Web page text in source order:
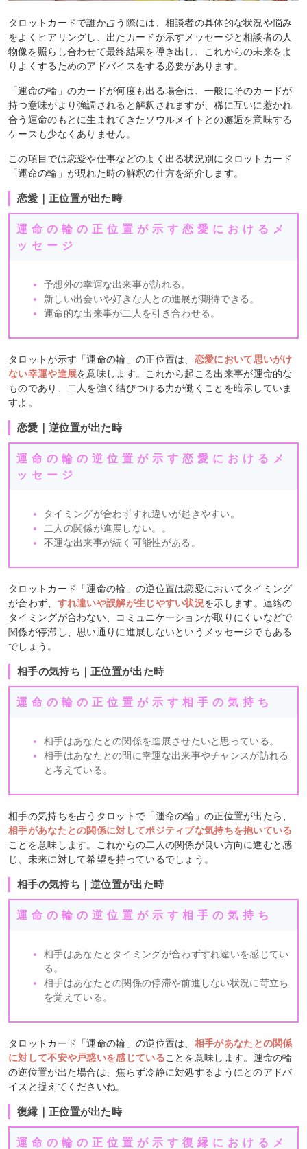
タロットカードで誰か占う際には、相談者の具体的な状況や悩み
をよくヒアリングし、出たカードが示すメッセージと相談者の人
物像を照らし合わせて最終結果を導き出し、これからの未来をよ
りよくするためのアドバイスをする必要があります。
「運命の輪」のカードが何度も出る場合は、一般にそのカードが
持つ意味がより強調されると解釈されますが、稀に互いに惹かれ
合う運命のもとに生まれてきたソウルメイトとの邂逅を意味する
ケースも少なくありません。
この項目では恋愛や仕事などのよく出る状況別にタロットカード
「運命の輪」が現れた時の解釈の仕方を紹介します。
恋愛｜正位置が出た時
運命の輪の正位置が示す恋愛におけるメ
ッセージ
予想外の幸運な出来事が訪れる。
新しい出会いや好きな人との進展が期待できる。
運命的な出来事が二人を引き合わせる。
タロットが示す「運命の輪」の正位置は、 恋愛において思いがけ
ない幸運や進展を意味します。これから起こる出来事が運命的な
ものであり、二人を強く結びつける力が働くことを暗示していま
すよ。
恋愛｜逆位置が出た時
運命の輪の逆位置が示す恋愛におけるメ
ッセージ
タイミングが合わずすれ違いが起きやすい。
二人の関係が進展しない。。
不運な出来事が続く可能性がある。
タロットカード「運命の輪」の逆位置は恋愛においてタイミング
が合わず、 すれ違いや誤解が生じやすい状況を示します。連絡の
タイミングが合わない、コミュニケーションが取りにくいなどで
関係が停滞し、思い通りに進展しないというメッセージでもある
でしょう。
相手の気持ち｜正位置が出た時
運命の輪の正位置が示す相手の気持ち
相手はあなたとの関係を進展させたいと思っている。
相手はあなたとの間に幸運な出来事やチャンスが訪れる
と考えている。
相手の気持ちを占うタロットで「運命の輪」の正位置が出たら、
相手があなたとの関係に対してポジティブな気持ちを抱いている
ことを意味します。これからの二人の関係が良い方向に進むと感
じ、未来に対して希望を持っているでしょう。
相手の気持ち｜逆位置が出た時
運命の輪の逆位置が示す相手の気持ち
相手はあなたとタイミングが合わずすれ違いを感じてい
る。
相手はあなたとの関係の停滞や前進しない状況に苛立ち
を覚えている。
タロットカード「運命の輪」の逆位置は、 相手があなたとの関係
に対して不安や戸惑いを感じていることを意味します。運命の輪
の逆位置が出た場合は、焦らず冷静に対処するようにとのアドバ
イスと捉えてくださいね。
復縁｜正位置が出た時
運命の輪の正位置が示す復縁におけるメ